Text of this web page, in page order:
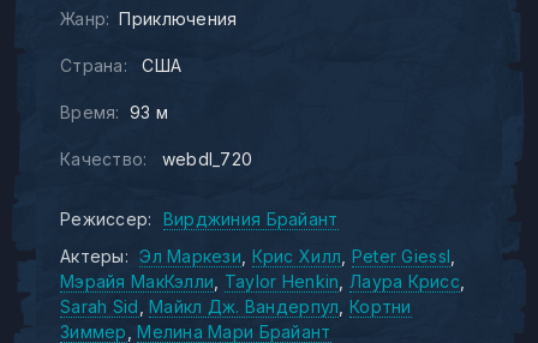
Жанр: Приключения
Страна: США
Время: 93 м
Качество: webdl_720
Режиссер:
Вирджиния Брайант
Актеры:
Эл Маркези Крис Хилл Peter Giessl
Мэрайя МакКэлли
Taylor Henkin
Лаура Крисс
Sarah Sid Майкл Дж. Вандерпул Кортни
Зиммер
Мелина Мари Брайант